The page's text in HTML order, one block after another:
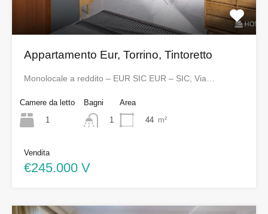
Appartamento Eur, Torrino, Tintoretto
Monolocale a reddito – EUR SIC EUR – SIC, Via…
Camere da letto
1
Bagni
1
Area
44 m²
Vendita
€245.000 V